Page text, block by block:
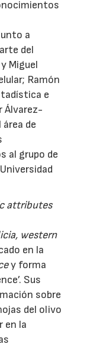
a
del
Miguel
Ramón
e
Álvarez-
de
al grupo de
attributes
western
en la
y forma
Sus
sobre
del olivo
en la